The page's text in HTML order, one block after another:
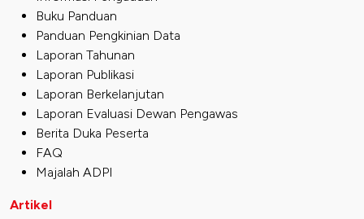
Buku Panduan
Panduan Pengkinian Data
Laporan Tahunan
Laporan Publikasi
Laporan Berkelanjutan
Laporan Evaluasi Dewan Pengawas
Berita Duka Peserta
FAQ
Majalah ADPI
Artikel